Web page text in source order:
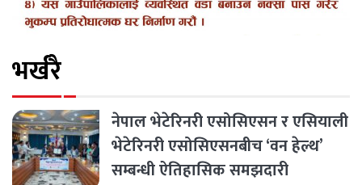
भर्खरै
नेपाल भेटेरिनरी एसोसिएसन र एसियाली
भेटेरिनरी एसोसिएसनबीच ‘वन हेल्थ’
सम्बन्धी ऐतिहासिक समझदारी